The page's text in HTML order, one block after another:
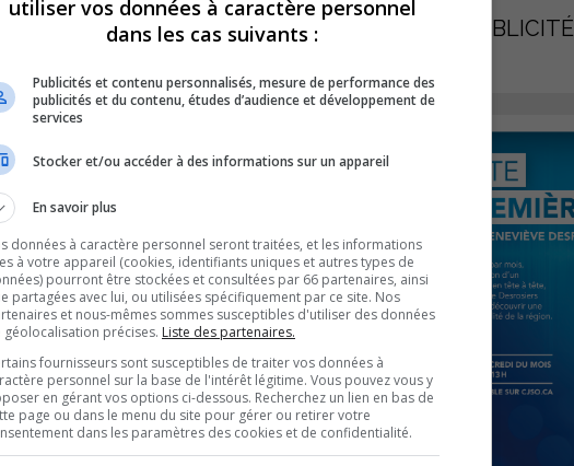
OPINION ÉMISSIONS CONCOURS PUBLICITÉ
ROBERT – JEUDIS AZIMUT
PARTAGEZ
00:00
Utilisez
flèches
haut/bas
pour
augmenter
ou
utiliser vos données à caractère personnel
dans les cas suivants :
Publicités et contenu personnalisés, mesure de performance des
publicités et du contenu, études d’audience et développement de
services
Stocker et/ou accéder à des informations sur un appareil
En savoir plus
données à caractère personnel seront traitées, et les informations
à votre appareil (cookies, identifiants uniques et autres types de
pourront être stockées et consultées par 66 partenaires, ainsi
partagées avec lui, ou utilisées spécifiquement par ce site. Nos
et nous-mêmes sommes susceptibles d'utiliser des données
géolocalisation précises. Liste des partenaires.
fournisseurs sont susceptibles de traiter vos données à
personnel sur la base de l'intérêt légitime. Vous pouvez vous y
en gérant vos options ci-dessous. Recherchez un lien en bas de
page ou dans le menu du site pour gérer ou retirer votre
dans les paramètres des cookies et de confidentialité.